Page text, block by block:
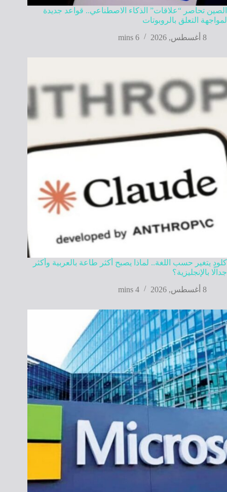
الصين تحاصر “علاقات” الذكاء الاصطناعي.. قواعد جديدة
لمواجهة التعلق بالروبوتات
8 أغسطس, 2026
6 mins
كلود يتغير حسب اللغة.. لماذا يصبح أكثر طاعة بالعربية وأكثر
جدالًا بالإنجليزية؟
8 أغسطس, 2026
4 mins